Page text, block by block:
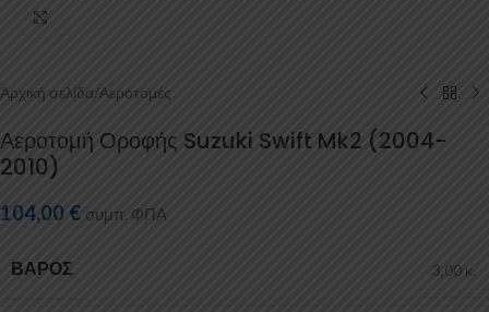
Αρχική σελίδα/Αεροτομές
Αεροτομή Οροφής Suzuki Swift Mk2 (2004-
2010)
104,00 € συμπ. ΦΠΑ
ΒΆΡΟΣ 3,00 κ.